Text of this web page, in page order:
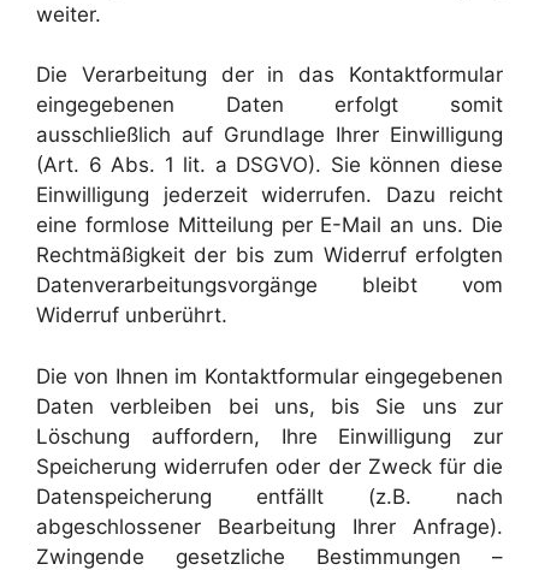
weiter.
Die Verarbeitung der in das Kontaktformular
eingegebenen Daten erfolgt somit
ausschließlich auf Grundlage Ihrer Einwilligung
(Art. 6 Abs. 1 lit. a DSGVO). Sie können diese
Einwilligung jederzeit widerrufen. Dazu reicht
eine formlose Mitteilung per E-Mail an uns. Die
Rechtmäßigkeit der bis zum Widerruf erfolgten
Datenverarbeitungsvorgänge bleibt vom
Widerruf unberührt.
Die von Ihnen im Kontaktformular eingegebenen
Daten verbleiben bei uns, bis Sie uns zur
Löschung auffordern, Ihre Einwilligung zur
Speicherung widerrufen oder der Zweck für die
Datenspeicherung entfällt (z.B. nach
abgeschlossener Bearbeitung Ihrer Anfrage).
Zwingende gesetzliche Bestimmungen –